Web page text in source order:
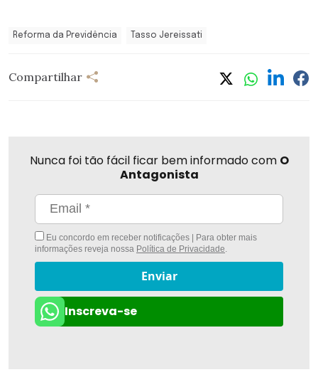
Reforma da Previdência Tasso Jereissati
Compartilhar
Nunca foi tão fácil ficar bem informado com O
Antagonista
Eu concordo em receber notificações | Para obter mais
informações reveja nossa Política de Privacidade.
Enviar
Inscreva-se